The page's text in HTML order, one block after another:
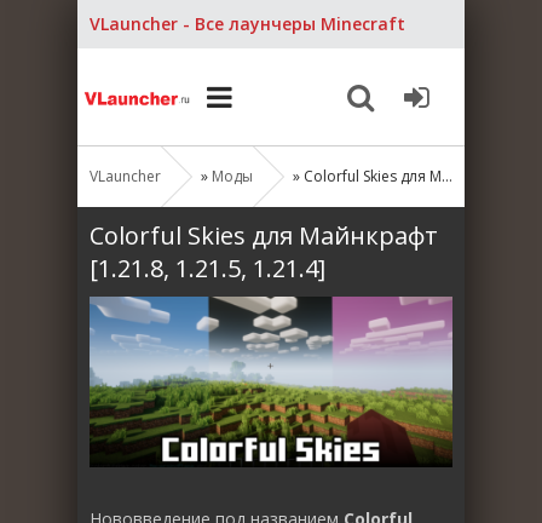
VLauncher - Все лаунчеры Minecraft
VLauncher » Моды » Colorful Skies для Майнкрафт [1.21.8, 1.21.5, 1.21.4]
Colorful Skies для Майнкрафт
[1.21.8, 1.21.5, 1.21.4]
Нововведение под названием Colorful